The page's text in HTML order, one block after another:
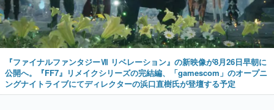
『ファイナルファンタジーⅦ リベレーション』の新映像が8月26日早朝に
公開へ。『FF7』リメイクシリーズの完結編、「gamescom」のオープニ
ングナイトライブにてディレクターの浜口直樹氏が登壇する予定